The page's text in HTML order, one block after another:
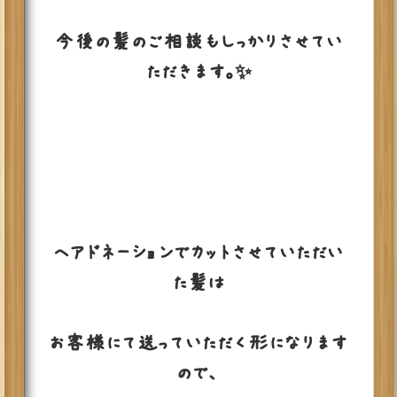
今後の髪のご相談もしっかりさせてい
ただきます。✨
ヘアドネーションでカットさせていただい
た髪は
お客様にて送っていただく形になります
ので、